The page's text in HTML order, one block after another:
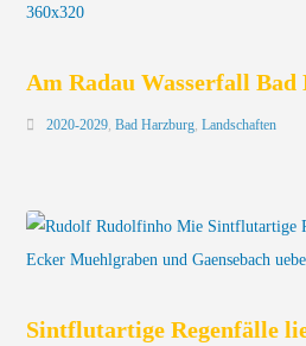
Am Radau Wasserfall
2020-2029,Bad Harzburg,Landschaften
Sintflutartige Regenfälle